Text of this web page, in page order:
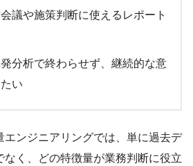
議や施策判断に使えるレポート
分析で終わらせず、継続的な意
い
エンジニアリングでは、単に過去デ
なく、どの特徴量が業務判断に役立